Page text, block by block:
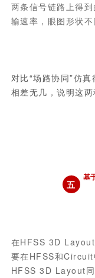
两条信号链路上得
输速率，眼图形状不
对比“场路协同”仿
相差无几，说明这两
五
基
在HFSS 3D Layout
要在HFSS和Circuit
HFSS 3D Layout同